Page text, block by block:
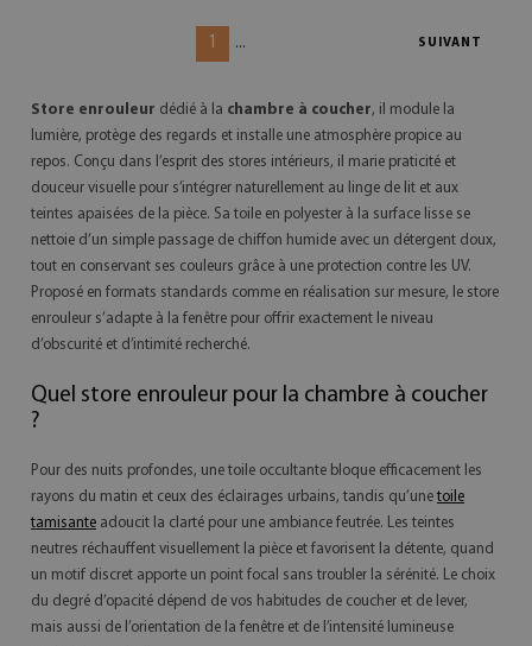
1 ... SUIVANT
Store enrouleur dédié à la chambre à coucher, il module la
lumière, protège des regards et installe une atmosphère propice au
repos. Conçu dans l’esprit des stores intérieurs, il marie praticité et
douceur visuelle pour s’intégrer naturellement au linge de lit et aux
teintes apaisées de la pièce. Sa toile en polyester à la surface lisse se
nettoie d’un simple passage de chiffon humide avec un détergent doux,
tout en conservant ses couleurs grâce à une protection contre les UV.
Proposé en formats standards comme en réalisation sur mesure, le store
enrouleur s’adapte à la fenêtre pour offrir exactement le niveau
d’obscurité et d’intimité recherché.
Quel store enrouleur pour la chambre à coucher
?
Pour des nuits profondes, une toile occultante bloque efficacement les
rayons du matin et ceux des éclairages urbains, tandis qu’une toile
tamisante adoucit la clarté pour une ambiance feutrée. Les teintes
neutres réchauffent visuellement la pièce et favorisent la détente, quand
un motif discret apporte un point focal sans troubler la sérénité. Le choix
du degré d’opacité dépend de vos habitudes de coucher et de lever,
mais aussi de l’orientation de la fenêtre et de l’intensité lumineuse